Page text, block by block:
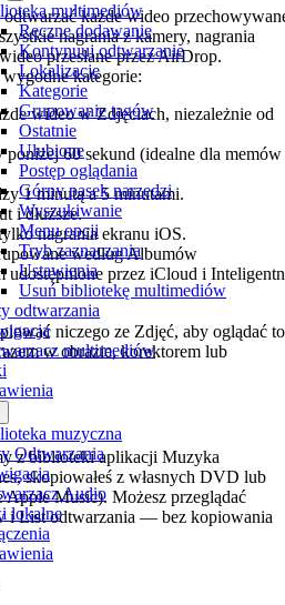
multimediów
Ręczne dodawanie
Kontynuuj odtwarzanie
Lokalizacje
Kategorie
Grupowanie tagów
Ostatnie
Ulubione
Postęp oglądania
Górny pasek narzędzi
Wyszukiwanie
Menu opcji
Tryb zaznaczania
Ustawienia
Usuń bibliotekę multimediów
odtwarzania
multimediów
muzyczna
Odtwarzania
Audio
lokalne
każde wideo
nagrania z kamery, nagrania
przesłane przez AirDrop.
kategorie:
wideo w Zdjęciach, niezależnie od
60 sekund (idealne dla
1 minutą a 5 minutami.
i dłuższe.
nagrania ekranu iOS.
według Albumów
przez iCloud i
niczego ze Zdjęć, aby oglądać to
w obrazie, korektorem lub
z biblioteki aplikacji Muzyka
skopiowałeś z własnych DVD lub
Apple Music). Możesz przeglądać
i List odtwarzania — bez kopiowania